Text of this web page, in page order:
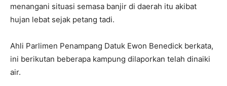
menangani situasi semasa banjir di daerah itu akibat
hujan lebat sejak petang tadi.
Ahli Parlimen Penampang Datuk Ewon Benedick berkata,
ini berikutan beberapa kampung dilaporkan telah dinaiki
air.